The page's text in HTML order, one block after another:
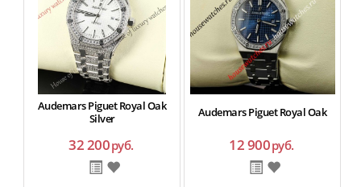
Audemars Piguet Royal Oak
Silver
32 200руб.
Audemars Piguet Royal Oak
12 900руб.